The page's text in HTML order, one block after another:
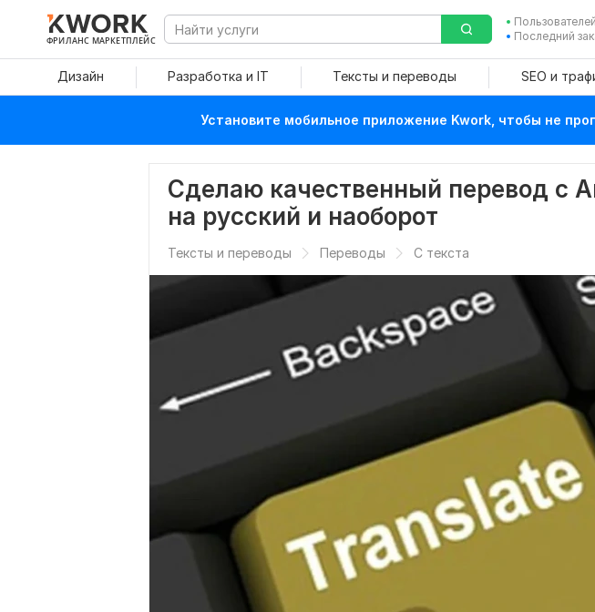
ФРИЛАНС МАРКЕТПЛЕЙС
Последний
Дизайн Разработка и IT Тексты и переводы SEO и
Установите мобильное приложение Kwork, чтобы не
Сделаю качественный перевод с
на русский и наоборот
Тексты и переводы Переводы С текста